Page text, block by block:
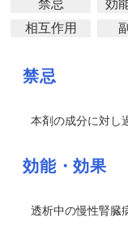
禁忌 効
相互作用
禁忌
本剤の成分に対し
効能・効果
透析中の慢性腎臓